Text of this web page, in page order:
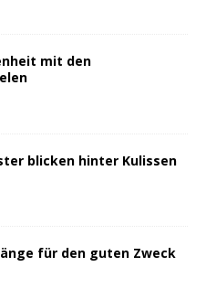
mit den
blicken hinter Kulissen
für den guten Zweck